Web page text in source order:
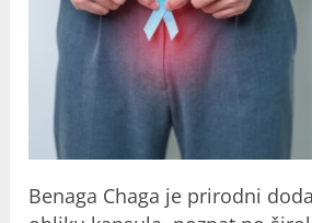
Benaga Chaga je prirodni